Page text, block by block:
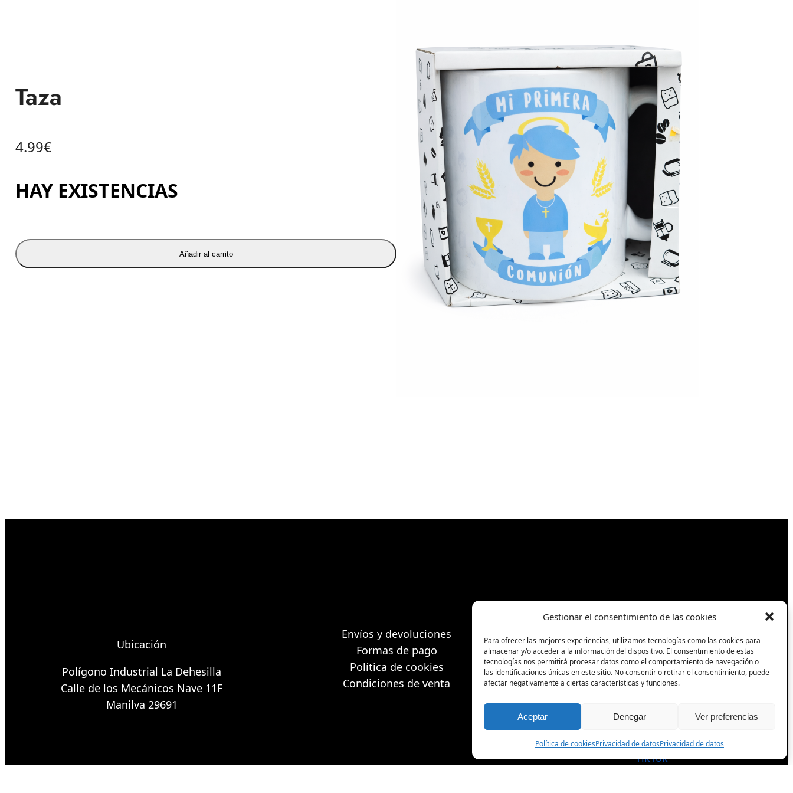
Gestionar el consentimiento de las cookies
Para ofrecer las mejores experiencias, utilizamos tecnologías como las cookies para
almacenar y/o acceder a la información del dispositivo. El consentimiento de estas
tecnologías nos permitirá procesar datos como el comportamiento de navegación o
las identificaciones únicas en este sitio. No consentir o retirar el consentimiento, puede
afectar negativamente a ciertas características y funciones.
Aceptar Denegar Ver preferencias
Política de cookiesPrivacidad de datosPrivacidad de datos
Taza
4.99€
HAY EXISTENCIAS
Añadir al carrito
Ubicación
Polígono Industrial La Dehesilla
Calle de los Mecánicos Nave 11F
Manilva 29691
Envíos y devoluciones
Formas de pago
Política de cookies
Condiciones de venta
Síguenos
Facebook
Instagram
TikTok